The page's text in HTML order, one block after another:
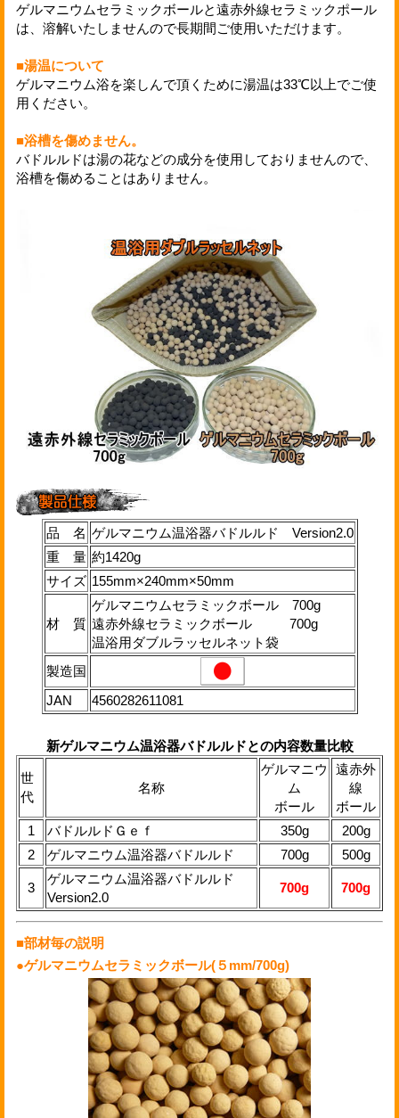
ゲルマニウムセラミックボールと遠赤外線セラミックポール
は、溶解いたしませんので長期間ご使用いただけます。
■湯温について
ゲルマニウム浴を楽しんで頂くために湯温は33℃以上でご使
用ください。
■浴槽を傷めません。
バドルルドは湯の花などの成分を使用しておりませんので、
浴槽を傷めることはありません。
品 名 ゲルマニウム温浴器バドルルド Version2.0
重 量 約1420g
サイズ 155mm×240mm×50mm
材 質
ゲルマニウムセラミックボール 700g
遠赤外線セラミックボール 700g
温浴用ダブルラッセルネット袋
製造国
JAN
4560282611081
新ゲルマニウム温浴器バドルルドとの内容数量比較
世
代
名称
ゲルマニウ
ム
ボール
遠赤外
線
ボール
1
バドルルドＧｅｆ 350g
200g
2
ゲルマニウム温浴器バドルルド 700g 500g
3
ゲルマニウム温浴器バドルルド
Version2.0
700g 700g
■部材毎の説明
●ゲルマニウムセラミックボール(５mm/700g)